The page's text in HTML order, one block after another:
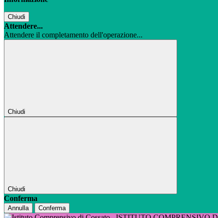
Chiudi
Attendere...
Attendere il completamento dell'operazione...
Chiudi
Chiudi
Conferma
Annulla Conferma